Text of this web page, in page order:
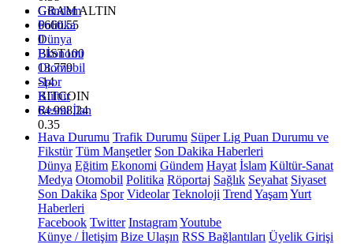
GRAM ALTIN
6660.55
0
BİST100
13.779
-14
BITCOIN
64.998,24
0.35
Gündem
Politika
Dünya
Ekonomi
Otomobil
Spor
Kültür
Resmi İlan
Hava Durumu Trafik Durumu Süper Lig Puan Durumu ve
Fikstür Tüm Manşetler Son Dakika Haberleri
Dünya Eğitim Ekonomi Gündem Hayat İslam Kültür-Sanat
Medya Otomobil Politika Röportaj Sağlık Seyahat Siyaset
Son Dakika Spor Videolar Teknoloji Trend YaşamYurt
Haberleri
Facebook Twitter InstagramYoutube
Künye / İletişim Bize Ulaşın RSS Bağlantıları Üyelik Girişi